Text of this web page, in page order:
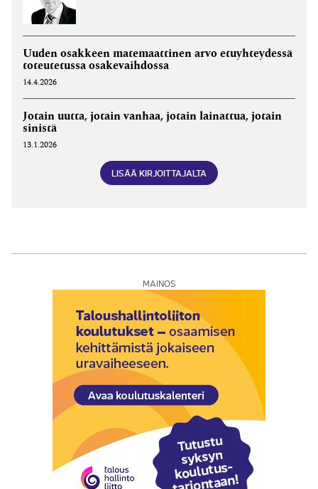
Uuden osakkeen matemaattinen arvo etuyhteydessä
toteutetussa osakevaihdossa
14.4.2026
Jotain uutta, jotain vanhaa, jotain lainattua, jotain
sinistä
13.1.2026
LISÄÄ KIRJOITTAJALTA
MAINOS